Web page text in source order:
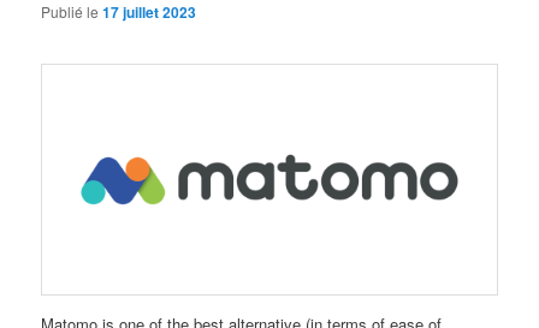
Publié le17 juillet 2023